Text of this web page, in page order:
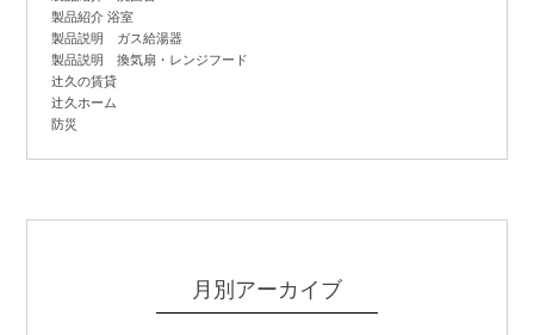
製品紹介 浴室
製品説明 ガス給湯器
製品説明 換気扇・レンジフード
辻久の賃貸
辻久ホーム
防災
月別アーカイブ